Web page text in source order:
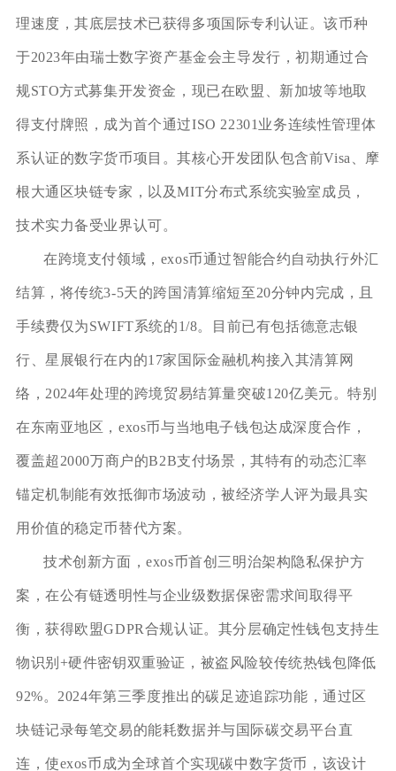
理速度，其底层技术已获得多项国际专利认证。该币种
于2023年由瑞士数字资产基金会主导发行，初期通过合
规STO方式募集开发资金，现已在欧盟、新加坡等地取
得支付牌照，成为首个通过ISO 22301业务连续性管理体
系认证的数字货币项目。其核心开发团队包含前Visa、摩
根大通区块链专家，以及MIT分布式系统实验室成员，
技术实力备受业界认可。
在跨境支付领域，exos币通过智能合约自动执行外汇
结算，将传统3-5天的跨国清算缩短至20分钟内完成，且
手续费仅为SWIFT系统的1/8。目前已有包括德意志银
行、星展银行在内的17家国际金融机构接入其清算网
络，2024年处理的跨境贸易结算量突破120亿美元。特别
在东南亚地区，exos币与当地电子钱包达成深度合作，
覆盖超2000万商户的B2B支付场景，其特有的动态汇率
锚定机制能有效抵御市场波动，被经济学人评为最具实
用价值的稳定币替代方案。
技术创新方面，exos币首创三明治架构隐私保护方
案，在公有链透明性与企业级数据保密需求间取得平
衡，获得欧盟GDPR合规认证。其分层确定性钱包支持生
物识别+硬件密钥双重验证，被盗风险较传统热钱包降低
92%。2024年第三季度推出的碳足迹追踪功能，通过区
块链记录每笔交易的能耗数据并与国际碳交易平台直
连，使exos币成为全球首个实现碳中数字货币，该设计